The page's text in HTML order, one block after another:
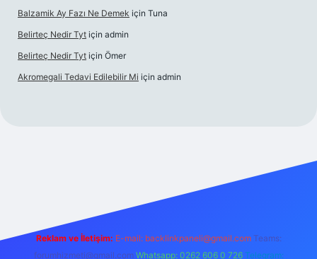
Balzamik Ay Fazı Ne Demek için Tuna
Belirteç Nedir Tyt için admin
Belirteç Nedir Tyt için Ömer
Akromegali Tedavi Edilebilir Mi için admin
Reklam ve İletişim: E-mail: backlinkpaneli@gmail.com Teams:
forumhizmeti@gmail.com Whatsapp: 0262 606 0 726 Telegram: